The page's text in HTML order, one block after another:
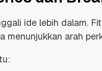
ide lebih dalam.
menunjukkan arah